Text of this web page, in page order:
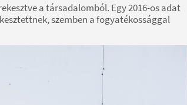
a társadalomból. Egy 2016-os adat
szemben a fogyatékossággal